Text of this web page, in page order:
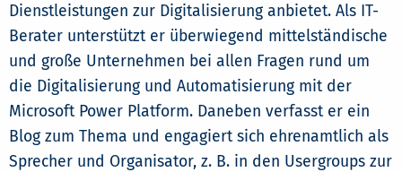
Dienstleistungen zur Digitalisierung anbietet. Als IT-
Berater unterstützt er überwiegend mittelständische
und große Unternehmen bei allen Fragen rund um
die Digitalisierung und Automatisierung mit der
Microsoft Power Platform. Daneben verfasst er ein
Blog zum Thema und engagiert sich ehrenamtlich als
Sprecher und Organisator, z. B. in den Usergroups zur